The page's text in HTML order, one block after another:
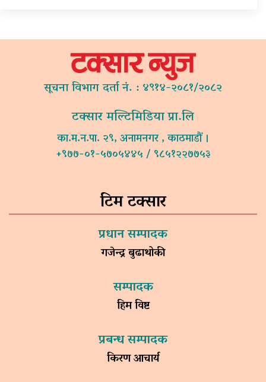
सूचना विभाग दर्ता नं. : ४९१४-२०८१/२०८२
टक्सार मल्टिमिडिया प्रा.लि
का.म.न.पा. २९, अनामनगर , काठमाडौं ।
+९७७-०१-५७०५४४५ / ९८५१२२७७५३
टिम टक्सार
प्रधान सम्पादक
गजेन्द्र बुढाथोकी
सम्पादक
हिम विष्ट
प्रबन्ध सम्पादक
किरण आचार्य